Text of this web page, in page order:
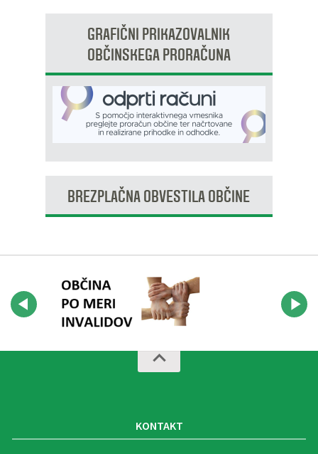
GRAFIČNI PRIKAZOVALNIK
OBČINSKEGA PRORAČUNA
BREZPLAČNA OBVESTILA OBČINE
KONTAKT